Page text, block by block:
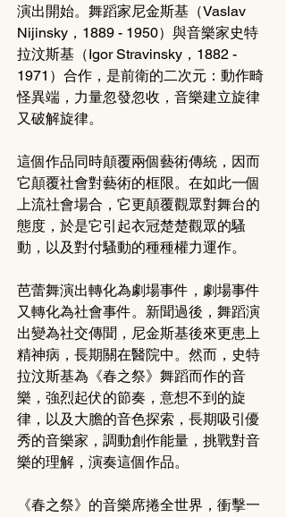
演出開始。舞蹈家尼金斯基（Vaslav
Nijinsky，1889 - 1950）與音樂家史特
拉汶斯基（Igor Stravinsky，1882 -
1971）合作，是前衛的二次元：動作畸
怪異端，力量忽發忽收，音樂建立旋律
又破解旋律。
這個作品同時顛覆兩個藝術傳統，因而
它顛覆社會對藝術的框限。在如此一個
上流社會場合，它更顛覆觀眾對舞台的
態度，於是它引起衣冠楚楚觀眾的騷
動，以及對付騷動的種種權力運作。
芭蕾舞演出轉化為劇場事件，劇場事件
又轉化為社會事件。新聞過後，舞蹈演
出變為社交傳聞，尼金斯基後來更患上
精神病，長期關在醫院中。然而，史特
拉汶斯基為《春之祭》舞蹈而作的音
樂，強烈起伏的節奏，意想不到的旋
律，以及大膽的音色探索，長期吸引優
秀的音樂家，調動創作能量，挑戰對音
樂的理解，演奏這個作品。
《春之祭》的音樂席捲全世界，衝擊一